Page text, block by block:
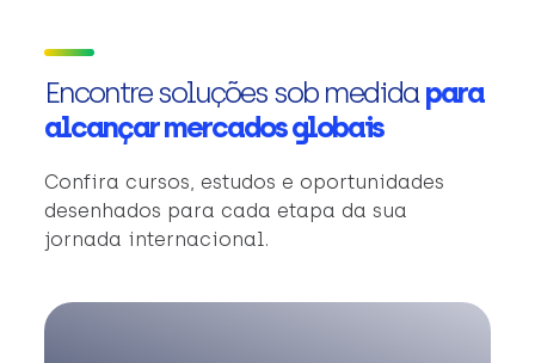
Encontre soluções sob medidapara
alcançar mercados globais
Confira cursos, estudos e oportunidades
desenhados para cada etapa da sua
jornada internacional.